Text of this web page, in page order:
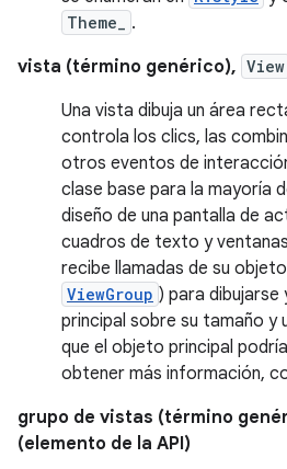
Theme_
.
vista (término genérico), View
Una vista dibuja un área
controla los clics, las
otros eventos de
clase base para la mayoría
diseño de una pantalla de
cuadros de texto y
recibe llamadas de su
ViewGroup ) para
principal sobre su tamaño y
que el objeto principal
obtener más información,
grupo de vistas (término
(elemento de la API)